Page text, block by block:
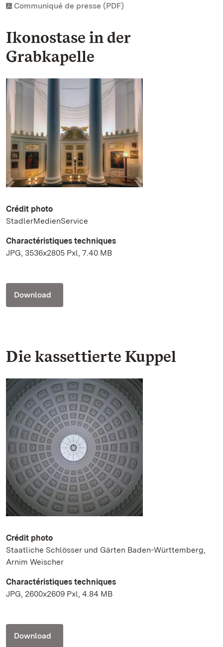
Communiqué de presse (PDF)
Ikonostase in der
Grabkapelle
Crédit photo
StadlerMedienService
Charactéristiques techniques
JPG, 3536x2805 Pxl, 7.40 MB
Download
Die kassettierte Kuppel
Crédit photo
Staatliche Schlösser und Gärten Baden-Württemberg,
Arnim Weischer
Charactéristiques techniques
JPG, 2600x2609 Pxl, 4.84 MB
Download